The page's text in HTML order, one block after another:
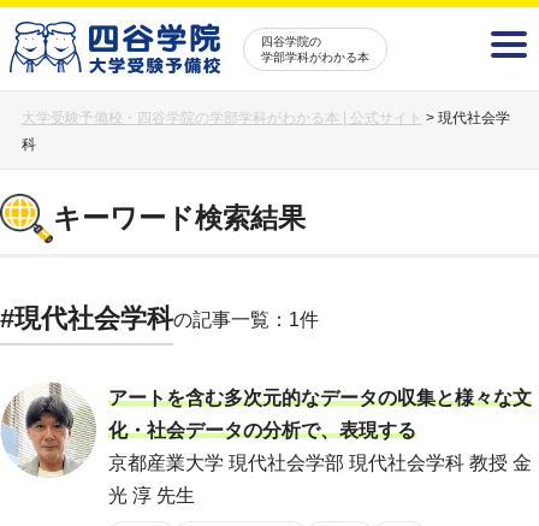
四谷学院の
学部学科がわかる本
大学受験予備校・四谷学院の学部学科がわかる本 | 公式サイト > 現代社会学
科
キーワード検索結果
#現代社会学科の記事一覧：1件
アートを含む多次元的なデータの収集と様々な文
化・社会データの分析で、表現する
京都産業大学 現代社会学部 現代社会学科 教授 金
光 淳 先生